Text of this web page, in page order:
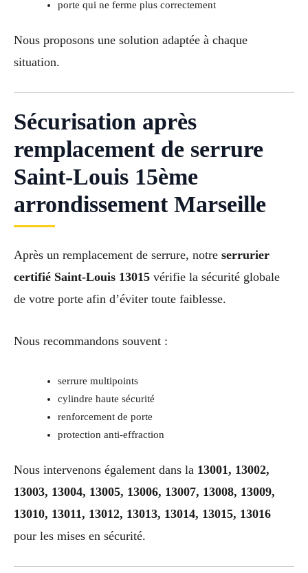
porte qui ne ferme plus correctement
Nous proposons une solution adaptée à chaque
situation.
Sécurisation après
remplacement de serrure
Saint-Louis 15ème
arrondissement Marseille
Après un remplacement de serrure, notre serrurier
certifié Saint-Louis 13015 vérifie la sécurité globale
de votre porte afin d’éviter toute faiblesse.
Nous recommandons souvent :
serrure multipoints
cylindre haute sécurité
renforcement de porte
protection anti-effraction
Nous intervenons également dans la 13001, 13002,
13003, 13004, 13005, 13006, 13007, 13008, 13009,
13010, 13011, 13012, 13013, 13014, 13015, 13016
pour les mises en sécurité.